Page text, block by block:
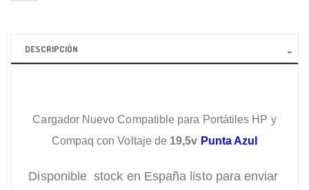
DESCRIPCIÓN
Cargador Nuevo Compatible para Portátiles HP y
Compaq con Voltaje de 19,5v Punta Azul
Disponible stock en España listo para enviar